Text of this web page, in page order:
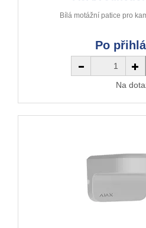
Bílá motážní patice pro
Po
Na